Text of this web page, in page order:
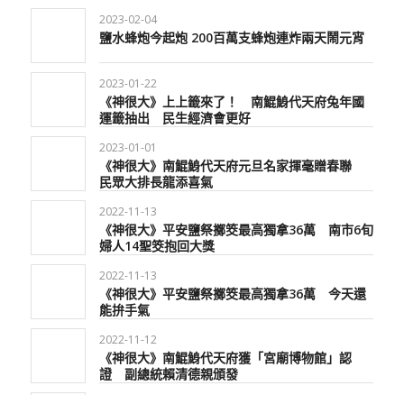
2023-02-04
鹽水蜂炮今起炮 200百萬支蜂炮連炸兩天鬧元宵
2023-01-22
《神很大》上上籤來了！ 南鯤鯓代天府兔年國
運籤抽出 民生經濟會更好
2023-01-01
《神很大》南鯤鯓代天府元旦名家揮毫贈春聯
民眾大排長龍添喜氣
2022-11-13
《神很大》平安鹽祭擲筊最高獨拿36萬 南市6旬
婦人14聖筊抱回大獎
2022-11-13
《神很大》平安鹽祭擲筊最高獨拿36萬 今天還
能拚手氣
2022-11-12
《神很大》南鯤鯓代天府獲「宮廟博物館」認
證 副總統賴清德親頒發